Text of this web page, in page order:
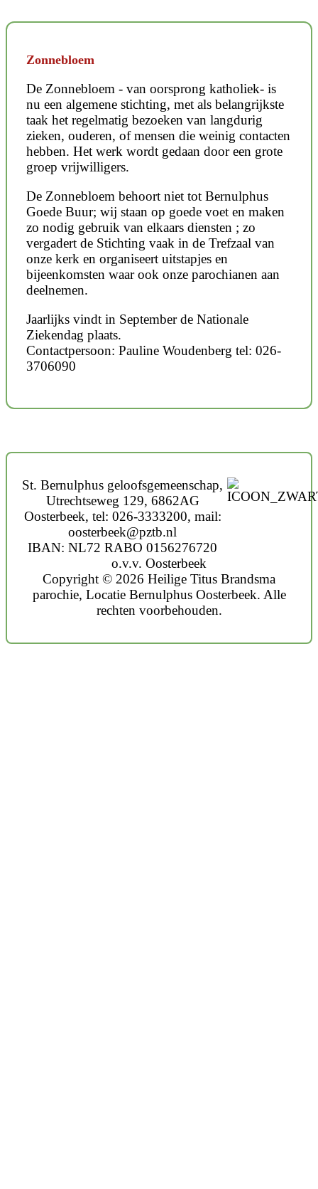
Zonnebloem
De Zonnebloem - van oorsprong katholiek- is
nu een algemene stichting, met als belangrijkste
taak het regelmatig bezoeken van langdurig
zieken, ouderen, of mensen die weinig contacten
hebben. Het werk wordt gedaan door een grote
groep vrijwilligers.
De Zonnebloem behoort niet tot Bernulphus
Goede Buur; wij staan op goede voet en maken
zo nodig gebruik van elkaars diensten ; zo
vergadert de Stichting vaak in de Trefzaal van
onze kerk en organiseert uitstapjes en
bijeenkomsten waar ook onze parochianen aan
deelnemen.
Jaarlijks vindt in September de Nationale
Ziekendag plaats.
Contactpersoon: Pauline Woudenberg tel: 026-
3706090
St. Bernulphus geloofsgemeenschap,
Utrechtseweg 129, 6862AG
Oosterbeek, tel: 026-3333200, mail:
oosterbeek@pztb.nl
IBAN: NL72 RABO 0156276720
o.v.v. Oosterbeek
Copyright © 2026 Heilige Titus Brandsma
parochie, Locatie Bernulphus Oosterbeek. Alle
rechten voorbehouden.